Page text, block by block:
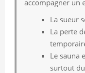
accompagner un
La sueur
La perte
Le sauna
surtout